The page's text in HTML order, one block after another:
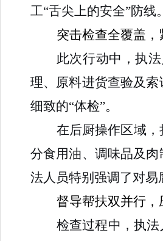
工“舌尖上的安全”防线。
突击检查全覆盖
此次行动中，执
理、原料进货查验及
细致的“体检”。
在后厨操作区域
分食用油、调味品及
法人员特别强调了对
督导帮扶双并行
检查过程中，执